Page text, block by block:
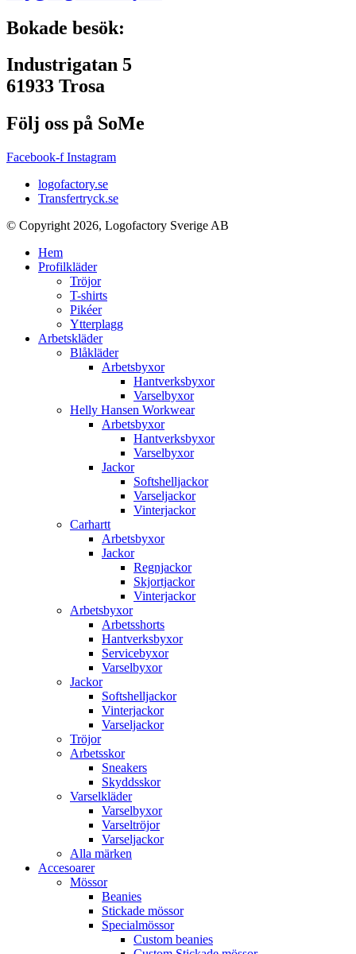
Bokade besök:
Industrigatan 5
61933 Trosa
Följ oss på SoMe
Facebook-f Instagram
logofactory.se
Transfertryck.se
© Copyright 2026, Logofactory Sverige AB
Hem
Profilkläder
Tröjor
T-shirts
Pikéer
Ytterplagg
Arbetskläder
Blåkläder
Arbetsbyxor
Hantverksbyxor
Varselbyxor
Helly Hansen Workwear
Arbetsbyxor
Hantverksbyxor
Varselbyxor
Jackor
Softshelljackor
Varseljackor
Vinterjackor
Carhartt
Arbetsbyxor
Jackor
Regnjackor
Skjortjackor
Vinterjackor
Arbetsbyxor
Arbetsshorts
Hantverksbyxor
Servicebyxor
Varselbyxor
Jackor
Softshelljackor
Vinterjackor
Varseljackor
Tröjor
Arbetsskor
Sneakers
Skyddsskor
Varselkläder
Varselbyxor
Varseltröjor
Varseljackor
Alla märken
Accesoarer
Mössor
Beanies
Stickade mössor
Specialmössor
Custom beanies